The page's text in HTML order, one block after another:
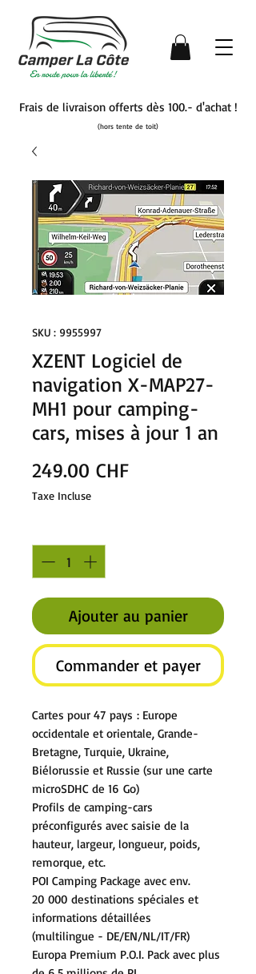
Frais de livraison offerts dès 100.- d'achat !
(hors tente de toit)
SKU : 9955997
XZENT Logiciel de
navigation X-MAP27-
MH1 pour camping-
cars, mises à jour 1 an
249.00 CHFPrix
Taxe Incluse
Ajouter au panier
Commander et payer
Cartes pour 47 pays : Europe
occidentale et orientale, Grande-
Bretagne, Turquie, Ukraine,
Biélorussie et Russie (sur une carte
microSDHC de 16 Go)
Profils de camping-cars
préconfigurés avec saisie de la
hauteur, largeur, longueur, poids,
remorque, etc.
POI Camping Package avec env.
20 000 destinations spéciales et
informations détaillées
(multilingue - DE/EN/NL/IT/FR)
Europa Premium P.O.I. Pack avec plus